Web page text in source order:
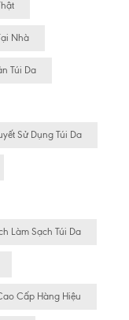
Nhà
Túi Da
Sử Dụng Túi Da
Làm Sạch Túi Da
Cấp Hàng Hiệu